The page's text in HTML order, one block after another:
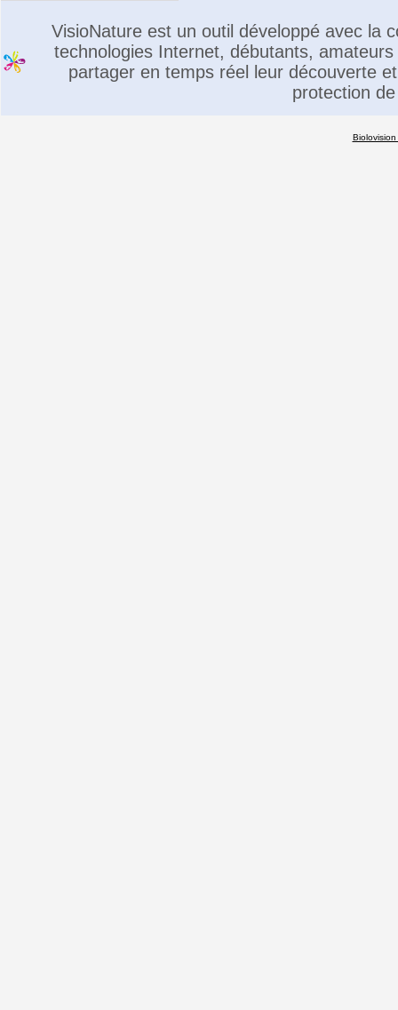
VisioNature est un outil développé avec la
technologies Internet, débutants,
partager en temps réel leur découverte
protection
Biolovision